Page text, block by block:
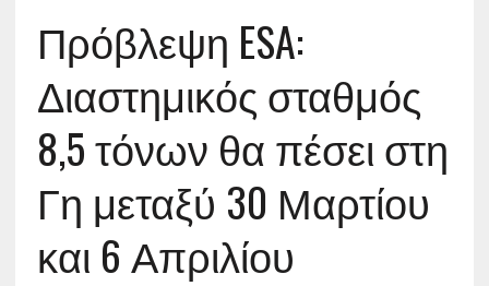
Πρόβλεψη ESA:
Διαστημικός σταθμός
8,5 τόνων θα πέσει στη
Γη μεταξύ 30 Μαρτίου
και 6 Απριλίου